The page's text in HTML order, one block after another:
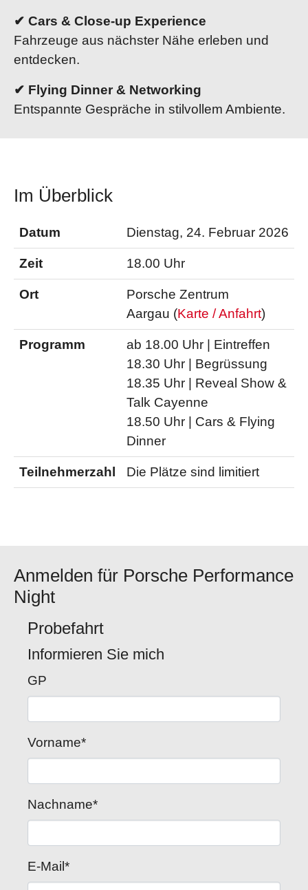
✔ Cars & Close-up Experience
Fahrzeuge aus nächster Nähe erleben und
entdecken.
✔ Flying Dinner & Networking
Entspannte Gespräche in stilvollem Ambiente.
Im Überblick
Datum Dienstag, 24. Februar 2026
Zeit 18.00 Uhr
Ort
Porsche Zentrum
Aargau (Karte / Anfahrt)
Programm
ab 18.00 Uhr | Eintreffen
18.30 Uhr | Begrüssung
18.35 Uhr | Reveal Show &
Talk Cayenne
18.50 Uhr | Cars & Flying
Dinner
Teilnehmerzahl Die Plätze sind limitiert
Anmelden für Porsche Performance
Night
Probefahrt
Informieren Sie mich
GP
Vorname*
Nachname*
E-Mail*